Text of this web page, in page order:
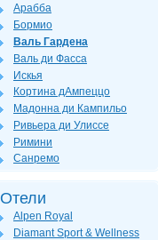
Арабба
Бормио
Валь Гардена
Валь ди Фасса
Искья
Кортина дАмпеццо
Мадонна ди Кампильо
Ривьера ди Улиссе
Римини
Санремо
Отели
Alpen Royal
Diamant Sport & Wellness